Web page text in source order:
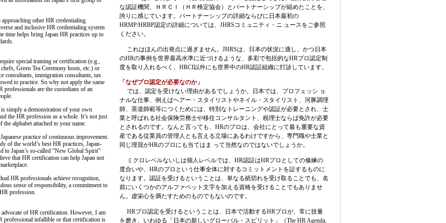
other HR credentialing
and inclusive HR credentialing system
time helps bring Japan HR practices up to
special training or certification (e.g.,
Green Tea Ceremony hosts, etc.) or
consultants, immigration consultants, tax
to practice. So why not apply the same
are the custodians of an
a demonstration of your own
the HR profession as a whole. It’s not just
alphabet attached to your name.
practice of continuous improvement.
of the world’s best HR practices, Japan-
to Japan’s so-called “New Global Spirit”
that HR certification can help Japan not
HR professionals achieve recognition,
sense of responsibility, a commitment to
profession.
of HR certification. However, I am
professional infallible or that certification is
な認証機関、ＨＲＣＩ（ＨＲ検定協会）とパートナーシップが組めたことを、
誇りに感じています。パートナーシップの詳細ならびに日本最初の
HRMP/HRBP認定の詳細については、JHRSコミュニティ・ニ ュースをご参照
ください。
これはほんの出発点に過ぎません。JHRSは、日本の状況に適し、かつ日本
のHRの事例を世界最高水準に近づけるような、多彩で包括的なHRプロ認定制
度を取り入れるべく、HRCI以外にも世界中のHR認証組織に打診しています。
「なぜプロ認定が必要なのか」
では、認定を受けない理由があるでしょうか。日本では、プロフェッシ ョ
ナルな仕事、例えばヘアー・スタイリストやネイル・スタイリスト、河豚調理
師、茶道師範等につくためには、特別なトレーニングや認証が必要とされ、士
業と呼ばれる社会保険労務士や移住コンサルタント、税理士ならば免許が必要
とされるのです。なんと言っても、 HRのプロは、会社にとって最も重要な資
産である従業員の管理人とも言える立場にあるわけですから、専門職や士業と
同じ理屈がHRのプロにも当てはま って当然なのではないでしょうか。
ミクロレベルないしは個人レベルでは、HR認証はHRプロとしての修練の
度合いや、HRのプロという仕事全体に対するコミットメントを証するものに
なります。認証を受けるということは、単なる紙切れを受け取ることでも、名
前にいくつかのアルファベット文字を加える資格を受けることでもありませ
ん。虚栄心を満たすためのものでもないのです。
HRプロ認定を受けるということは、日本で活動するHRプロが、常に技量
を磨き、いわゆる「日本の新しいグローバル・スピリット」（The HR Agenda,